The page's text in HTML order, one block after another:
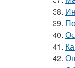
38.
39.
40.
41.
42.